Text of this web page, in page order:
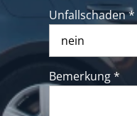
Unfallschaden *
Bemerkung *